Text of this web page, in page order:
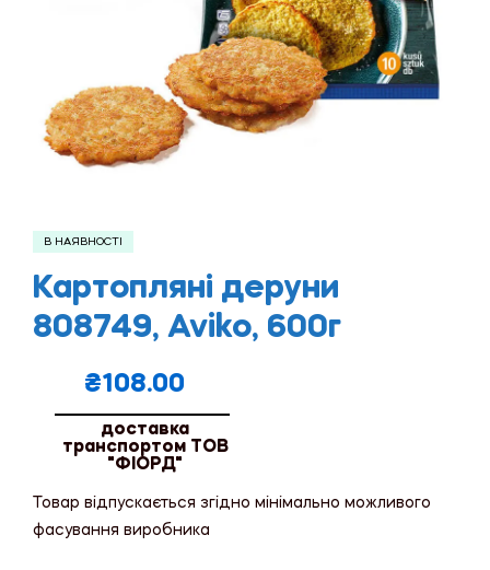
В НАЯВНОСТІ
Картопляні деруни
808749, Aviko, 600г
₴108.00
доставка
транспортом ТОВ
"ФІОРД"
Товар відпускається згідно мінімально можливого
фасування виробника